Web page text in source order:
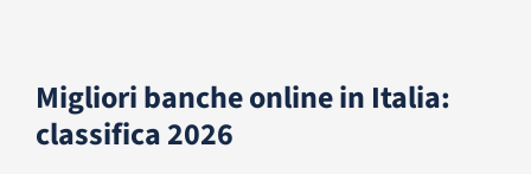
Migliori banche online in Italia:
classifica 2026